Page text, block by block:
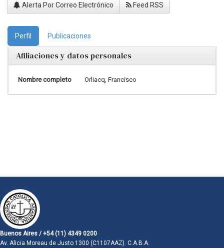
Alerta Por Correo Electrónico Feed RSS
Perfil Publicaciones
Afiliaciones y datos personales
Nombre completo Orliacq, Francisco
Buenos Aires / +54 (11) 4349 0200
Av. Alicia Moreau de Justo 1300 (C1107AAZ). C.A.B.A.